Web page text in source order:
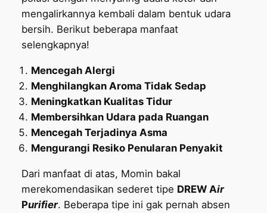
mengalirkannya kembali dalam bentuk udara
bersih. Berikut beberapa manfaat
selengkapnya!
Mencegah Alergi
Menghilangkan Aroma Tidak Sedap
Meningkatkan Kualitas Tidur
Membersihkan Udara pada Ruangan
Mencegah Terjadinya Asma
Mengurangi Resiko Penularan Penyakit
Dari manfaat di atas, Momin bakal
merekomendasikan sederet tipe DREW Air
Purifier. Beberapa tipe ini gak pernah absen